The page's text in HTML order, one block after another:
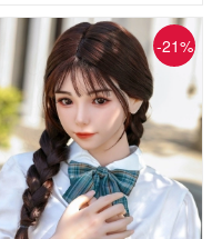
-21%